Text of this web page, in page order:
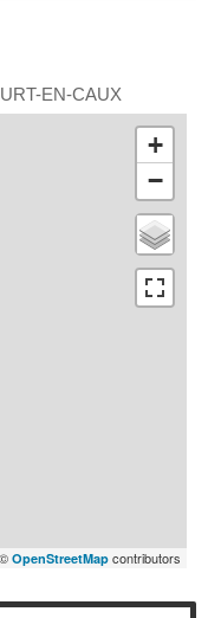
EN-CAUX
+
−
OpenStreetMap contributors